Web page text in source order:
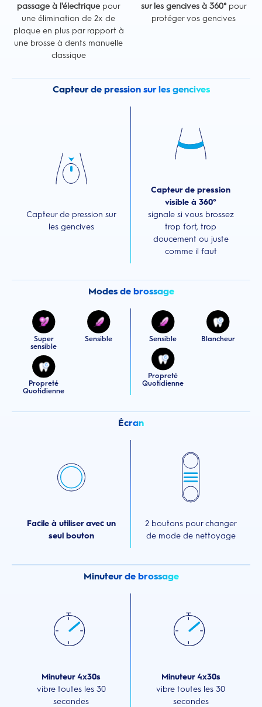
passage à l'électriquepour
une élimination de 2x de
plaque en plus par rapport à
une brosse à dents manuelle
classique
sur les gencives à 360°pour
protéger vos gencives
Capteur de pression sur les gencives
Capteur de pression sur
les gencives
Capteur de pression
visible à 360°
signale si vous brossez
trop fort, trop
doucement ou juste
comme il faut
Modes de brossage
Super
sensible
Sensible
Propreté
Quotidienne
Sensible Blancheur
Propreté
Quotidienne
Écran
Facile à utiliser avec un
seul bouton
2 boutons pour changer
de mode de nettoyage
Minuteur de brossage
Minuteur 4x30s
vibre toutes les 30
secondes
Minuteur 4x30s
vibre toutes les 30
secondes